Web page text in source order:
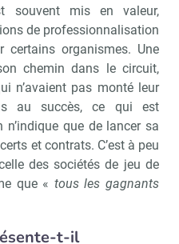
souvent mis en valeur,
de professionnalisation
certains organismes. Une
chemin dans le circuit,
n’avaient pas monté leur
au succès, ce qui est
que de lancer sa
et contrats. C’est à peu
des sociétés de jeu de
que « tous les gagnants
t-il